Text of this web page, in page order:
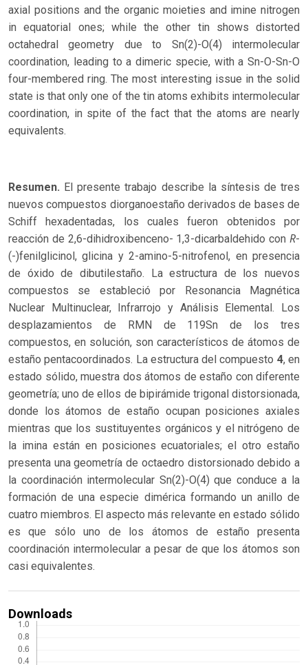
axial positions and the organic moieties and imine nitrogen
in equatorial ones; while the other tin shows distorted
octahedral geometry due to Sn(2)-O(4) intermolecular
coordination, leading to a dimeric specie, with a Sn-O-Sn-O
four-membered ring. The most interesting issue in the solid
state is that only one of the tin atoms exhibits intermolecular
coordination, in spite of the fact that the atoms are nearly
equivalents.
Resumen. El presente trabajo describe la síntesis de tres
nuevos compuestos diorganoestaño derivados de bases de
Schiff hexadentadas, los cuales fueron obtenidos por
reacción de 2,6-dihidroxibenceno- 1,3-dicarbaldehido con R-
(-)fenilglicinol, glicina y 2-amino-5-nitrofenol, en presencia
de óxido de dibutilestaño. La estructura de los nuevos
compuestos se estableció por Resonancia Magnética
Nuclear Multinuclear, Infrarrojo y Análisis Elemental. Los
desplazamientos de RMN de 119Sn de los tres
compuestos, en solución, son característicos de átomos de
estaño pentacoordinados. La estructura del compuesto 4, en
estado sólido, muestra dos átomos de estaño con diferente
geometría; uno de ellos de bipirámide trigonal distorsionada,
donde los átomos de estaño ocupan posiciones axiales
mientras que los sustituyentes orgánicos y el nitrógeno de
la imina están en posiciones ecuatoriales; el otro estaño
presenta una geometría de octaedro distorsionado debido a
la coordinación intermolecular Sn(2)-O(4) que conduce a la
formación de una especie dimérica formando un anillo de
cuatro miembros. El aspecto más relevante en estado sólido
es que sólo uno de los átomos de estaño presenta
coordinación intermolecular a pesar de que los átomos son
casi equivalentes.
Downloads